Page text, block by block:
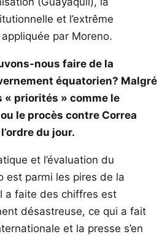
et l’extrême
par Moreno.
nous faire de la
équatorien? Malgré
« priorités » comme le
le procès contre Correa
du jour.
et l’évaluation du
est parmi les pires de la
a faite des chiffres est
désastreuse, ce qui a fait
et la presse s’en